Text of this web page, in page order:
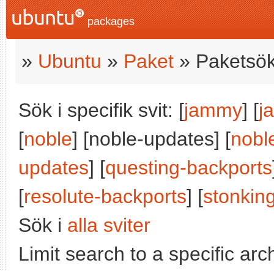
packages
» Ubuntu » Paket »
Sök i specifik svit: [jammy] [
[noble] [noble-updates] [
updates] [questing-backports
[resolute-backports] [
Sök i alla sviter
Limit search to a specific